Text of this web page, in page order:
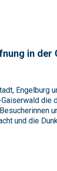
in der
Engelburg
die
und die